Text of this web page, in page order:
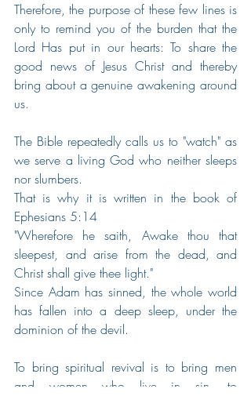
Therefore, the purpose of these few lines is
only to remind you of the burden that the
Lord Has put in our hearts: To share the
good news of Jesus Christ and thereby
bring about a genuine awakening around
us.
The Bible repeatedly calls us to "watch" as
we serve a living God who neither sleeps
nor slumbers.
That is why it is written in the book of
Ephesians 5:14
"Wherefore he saith, Awake thou that
sleepest, and arise from the dead, and
Christ shall give thee light."
Since Adam has sinned, the whole world
has fallen into a deep sleep, under the
dominion of the devil.
To bring spiritual revival is to bring men
and women who live in sin, to